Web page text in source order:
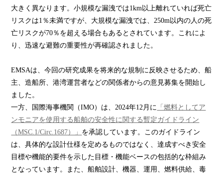
大きく異なります。小規模な漏洩では1km以上離れていれば死亡
リスクは1％未満ですが、大規模な漏洩では、250m以内の人の死
亡リスクが70％を超える場合もあるとされています。これによ
り、迅速な避難の重要性が再確認されました。
EMSAは、今回の研究成果を将来的な規制に反映させるため、船
主、造船所、港湾運営者などの関係者からの意見募集を開始し
ました。
一方、国際海事機関（IMO）は、2024年12月に 「燃料としてア
ンモニアを使用する船舶の安全性に関する暫定ガイドライン
（MSC.1/Circ.1687）」 を承認しています。このガイドライン
は、具体的な設計仕様を定めるものではなく、達成すべき安全
目標や機能的要件を示した目標・機能ベースの包括的な枠組み
となっています。また、船舶設計、機器、運用、燃料供給、毒